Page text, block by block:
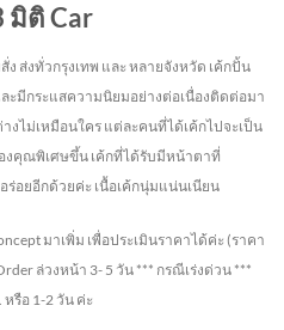
มิติ Car
ง ส่งทั่วกรุงเทพ และ หลายจังหวัด เค้กปั้น
ละมีกระแสความนิยมอย่างต่อเนื่องติดต่อมา
งไม่เหมือนใคร แต่ละคนที่ได้เค้กไปจะเป็น
งคุณพิเศษขึ้น เค้กที่ได้รับมีหน้าตาที่
ร่อยอีกด้วยค่ะ เนื้อเค้กนุ่มแน่นเนียน
มาเพิ่ม เพื่อประเมินราคาได้ค่ะ (ราคา
ล่วงหน้า 3- 5 วัน*** กรณีเร่งด่วน ***
รือ 1-2 วัน ค่ะ